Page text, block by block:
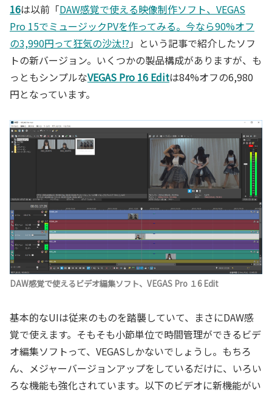
16は以前「DAW感覚で使える映像制作ソフト、VEGAS
Pro 15でミュージックPVを作ってみる。今なら90%オフ
の3,990円って狂気の沙汰!?」という記事で紹介したソフ
トの新バージョン。いくつかの製品構成がありますが、も
っともシンプルなVEGAS Pro 16 Editは84%オフの6,980
円となっています。
DAW感覚で使えるビデオ編集ソフト、VEGAS Pro １6 Edit
基本的なUIは従来のものを踏襲していて、まさにDAW感
覚で使えます。そもそも小節単位で時間管理ができるビデ
オ編集ソフトって、VEGASしかないでしょうし。もちろ
ん、メジャーバージョンアップをしているだけに、いろい
ろな機能も強化されています。以下のビデオに新機能がい